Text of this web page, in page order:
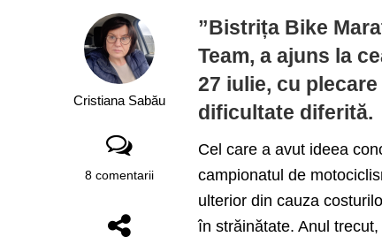
Cristiana Sabău
8 comentarii
”Bistrița Bike
Team, a ajuns la
27 iulie, cu
dificultate diferită.
Cel care a avut ideea
campionatul de
ulterior din cauza
în străinătate. Anul